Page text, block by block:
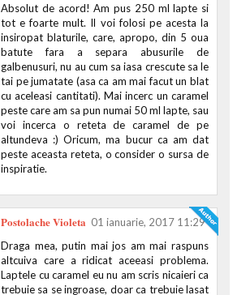
Absolut de acord! Am pus 250 ml lapte si
tot e foarte mult. Il voi folosi pe acesta la
insiropat blaturile, care, apropo, din 5 oua
batute fara a separa abusurile de
galbenusuri, nu au cum sa iasa crescute sa le
tai pe jumatate (asa ca am mai facut un blat
cu aceleasi cantitati). Mai incerc un caramel
peste care am sa pun numai 50 ml lapte, sau
voi incerca o reteta de caramel de pe
altundeva :) Oricum, ma bucur ca am dat
peste aceasta reteta, o consider o sursa de
inspiratie.
Postolache Violeta 01 ianuarie, 2017 11:29
Draga mea, putin mai jos am mai raspuns
altcuiva care a ridicat aceeasi problema.
Laptele cu caramel eu nu am scris nicaieri ca
trebuie sa se ingroase, doar ca trebuie lasat